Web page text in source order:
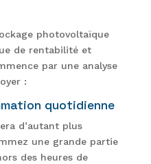
photovoltaïque
de rentabilité et
par une analyse
:
quotidienne
d’autant plus
une grande partie
des heures de